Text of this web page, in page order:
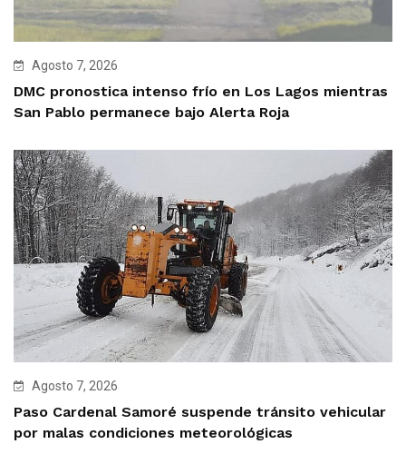
Agosto 7, 2026
DMC pronostica intenso frío en Los Lagos mientras
San Pablo permanece bajo Alerta Roja
Agosto 7, 2026
Paso Cardenal Samoré suspende tránsito vehicular
por malas condiciones meteorológicas